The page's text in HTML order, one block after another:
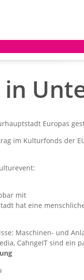
Europas
im Kulturfonds der
mit
hat eine
Maschinen- und
CahngeIT sind ein